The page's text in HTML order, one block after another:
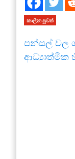
කාලීන පුවත්
පන්සල් වල
ආධ්‍යාත්මික